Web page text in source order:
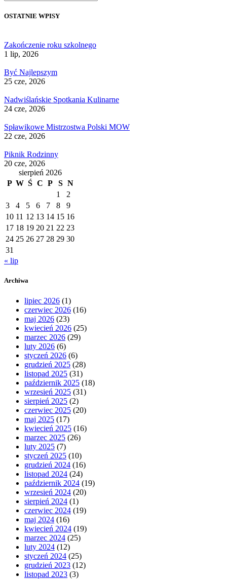
OSTATNIE WPISY
Zakończenie roku szkolnego
1 lip, 2026
Być Najlepszym
25 cze, 2026
Nadwiślańskie Spotkania Kulinarne
24 cze, 2026
Spławikowe Mistrzostwa Polski MOW
22 cze, 2026
Piknik Rodzinny
20 cze, 2026
sierpień 2026
P W Ś C P S N
1
2
3
4 5 6 7 8
9
10 11 12 13 14 15 16
17 18 19 20 21 22 23
24 25 26 27 28 29 30
31
« lip
Archiwa
lipiec 2026 (1)
czerwiec 2026 (16)
maj 2026 (23)
kwiecień 2026 (25)
marzec 2026 (29)
luty 2026 (6)
styczeń 2026 (6)
grudzień 2025 (28)
listopad 2025 (31)
październik 2025 (18)
wrzesień 2025 (31)
sierpień 2025 (2)
czerwiec 2025 (20)
maj 2025 (17)
kwiecień 2025 (16)
marzec 2025 (26)
luty 2025 (7)
styczeń 2025 (10)
grudzień 2024 (16)
listopad 2024 (24)
październik 2024 (19)
wrzesień 2024 (20)
sierpień 2024 (1)
czerwiec 2024 (19)
maj 2024 (16)
kwiecień 2024 (19)
marzec 2024 (25)
luty 2024 (12)
styczeń 2024 (25)
grudzień 2023 (12)
listopad 2023 (3)